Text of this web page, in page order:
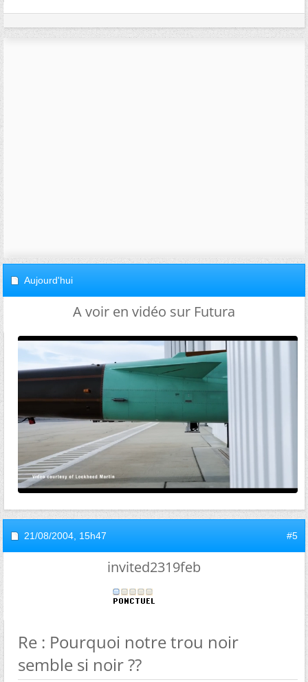
Aujourd'hui
A voir en vidéo sur Futura
21/08/2004, 15h47 #5
invited2319feb
Re : Pourquoi notre trou noir
semble si noir ??